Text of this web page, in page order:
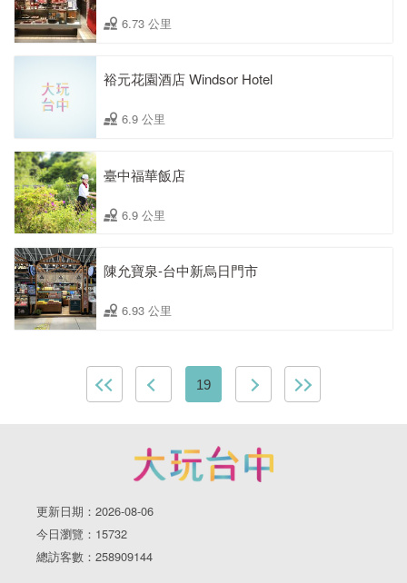
6.73 公里
裕元花園酒店 Windsor Hotel
6.9 公里
臺中福華飯店
6.9 公里
陳允寶泉-台中新烏日門市
6.93 公里
19
更新日期：2026-08-06
今日瀏覽：15732
總訪客數：258909144